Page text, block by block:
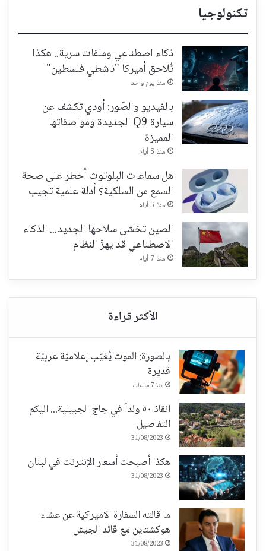
تكنولوجيا
ذكاء اصطناعي وملفات سرية.. هكذا
تُلاحق أميركا "ناشطي فلسطين"
منذ يوم واحد
بالفيديو والصّور: أودي تكشف عن
سيارة Q9 الجديدة ومواصفاتها
المميزة
منذ 5 أيام
هل سماعات البلوتوث أخطر على صحة
السمع من السلكية؟ أدلة علمية تجيب
منذ 5 أيام
الصين تخشى سلاحها الجديد... الذكاء
الاصطناعي قد يهزّ النظام
منذ 7 أيام
بالصورة: الموت يُغيّب إعلاميّة عربيّة
قديرة
منذ 7 ساعات
انقاذ ٥٠ ولداً في جاج الجبيلية... اليكم
التفاصيل
31/08/2023
هكذا أصبحت أسعار الإنترنت في لبنان
31/08/2023
ما قالته السفارة الاميركية عن عشاء
هوكشتاين مع قائد الجيش
31/08/2023